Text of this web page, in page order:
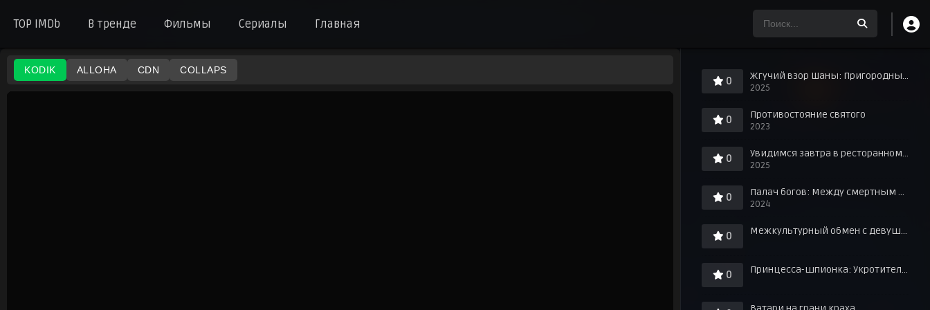
TOP IMDb В тренде Фильмы Сериалы Главная
KODIK ALLOHA CDN COLLAPS
0 Жгучий взор Шаны: Пригородные знания о любви в горячих источниках!
2025
0 Противостояние святого
2023
0 Увидимся завтра в ресторанном дворике
2025
0 Палач богов: Между смертным и божественным царством
2024
0 Межкультурный обмен с девушкой у игровых автоматов
0 Принцесса-шпионка: Укротитель короны. Фильм третий